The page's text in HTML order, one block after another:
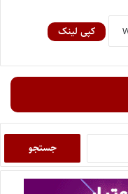
کپی لینک